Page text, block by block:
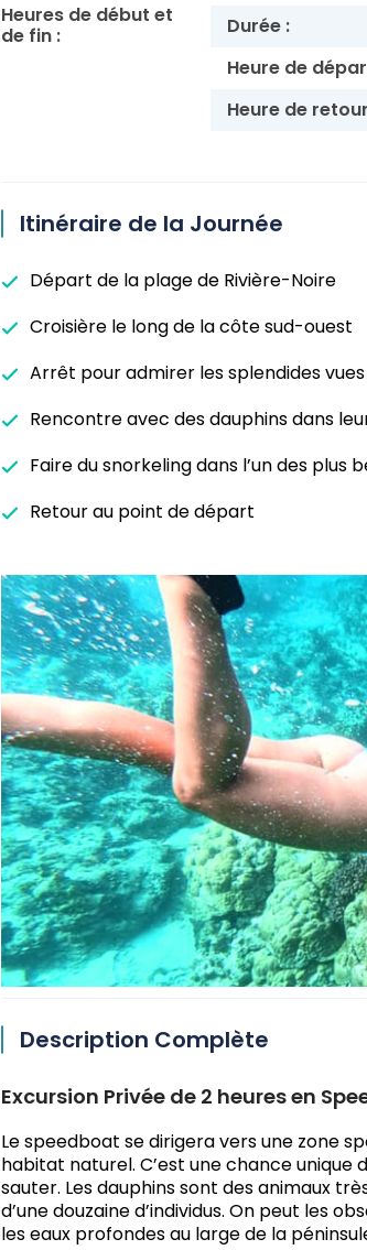
Heures de début et
de fin :
Durée :
Heure de
Heure de
Itinéraire de la Journée
Départ de la plage de Rivière-Noire
Croisière le long de la côte sud-ouest
Arrêt pour admirer les splendides
Rencontre avec des dauphins dans
Faire du snorkeling dans l’un des plus
Retour au point de départ
Description Complète
Excursion Privée de 2 heures en
Le speedboat se dirigera vers une zone
habitat naturel. C’est une chance
sauter. Les dauphins sont des animaux
d’une douzaine d’individus. On peut les
les eaux profondes au large de la